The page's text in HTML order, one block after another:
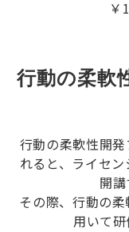
￥
行動の柔軟
行動の柔軟性開
れると、ライセ
開講
その際、行動の
用いて研